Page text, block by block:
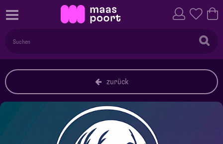
zurück